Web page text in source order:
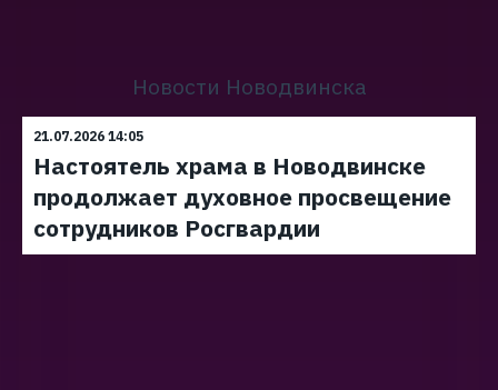
Новости Новодвинска
21.07.2026 14:05
Настоятель храма в Новодвинске
продолжает духовное просвещение
сотрудников Росгвардии